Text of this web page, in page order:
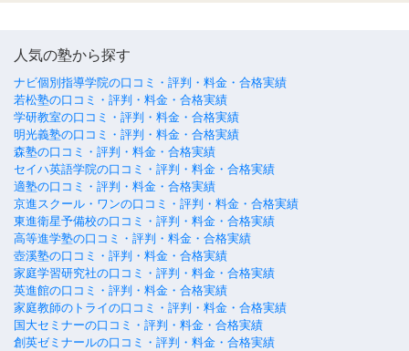
人気の塾から探す
ナビ個別指導学院の口コミ・評判・料金・合格実績
若松塾の口コミ・評判・料金・合格実績
学研教室の口コミ・評判・料金・合格実績
明光義塾の口コミ・評判・料金・合格実績
森塾の口コミ・評判・料金・合格実績
セイハ英語学院の口コミ・評判・料金・合格実績
適塾の口コミ・評判・料金・合格実績
京進スクール・ワンの口コミ・評判・料金・合格実績
東進衛星予備校の口コミ・評判・料金・合格実績
高等進学塾の口コミ・評判・料金・合格実績
壺溪塾の口コミ・評判・料金・合格実績
家庭学習研究社の口コミ・評判・料金・合格実績
英進館の口コミ・評判・料金・合格実績
家庭教師のトライの口コミ・評判・料金・合格実績
国大セミナーの口コミ・評判・料金・合格実績
創英ゼミナールの口コミ・評判・料金・合格実績